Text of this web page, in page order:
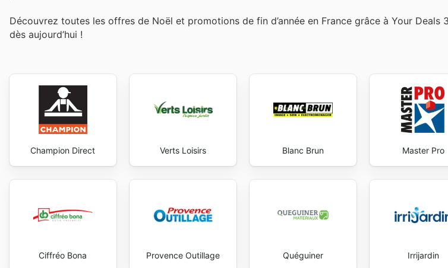
Découvrez toutes les offres de Noël et promotions de fin d’année en France grâce à Your Deals
dès aujourd’hui !
Champion Direct Verts Loisirs Blanc Brun Master Pro
Ciffréo Bona Provence Outillage Quéguiner Irrijardin